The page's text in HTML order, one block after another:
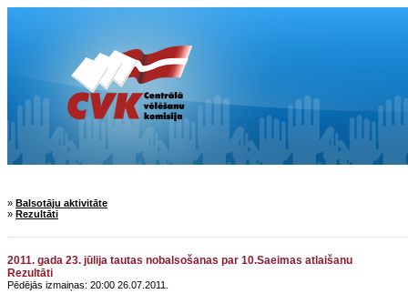
» Balsotāju aktivitāte
» Rezultāti
2011. gada 23. jūlija tautas nobalsošanas par 10.Saeimas atlaišanu
Rezultāti
Pēdējās izmaiņas: 20:00 26.07.2011.